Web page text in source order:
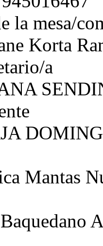
la mesa/
Korta
a
Mantas